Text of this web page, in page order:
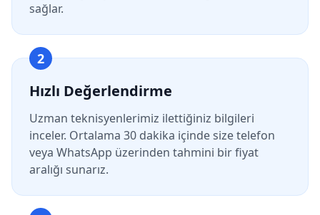
sağlar.
2
Hızlı Değerlendirme
Uzman teknisyenlerimiz ilettiğiniz bilgileri
inceler. Ortalama 30 dakika içinde size telefon
veya WhatsApp üzerinden tahmini bir fiyat
aralığı sunarız.